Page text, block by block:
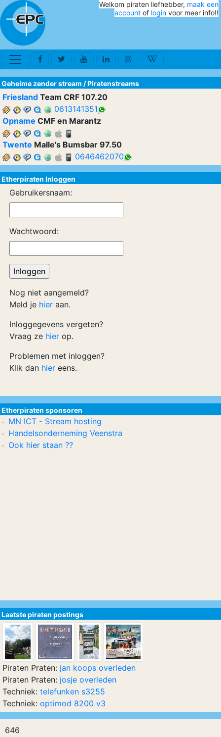
Welkom piraten liefhebber, maak een
account of login voor meer info!!
646
Geheime zender stream /Piratenstreams
Friesland Team CRF 107.20
0613141351
Opname CMF en Marantz
Twente Malle's Bumsbar 97.50
0646462070
Etherpiraten Inloggen
Gebruikersnaam:
Wachtwoord:
Nog niet aangemeld?
Meld je hier aan.
Inloggegevens vergeten?
Vraag ze hier op.
Problemen met inloggen?
Klik dan hier eens.
Etherpiraten sponsoren
MN ICT - Stream hosting
Handelsonderneming Veenstra
Ook hier staan ??
Laatste piraten postings
Piraten Praten: jan koops overleden
Piraten Praten: josje overleden
Techniek: telefunken s3255
Techniek: optimod 8200 v3